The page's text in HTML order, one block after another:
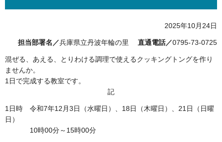
2025年10月24日
担当部署名／兵庫県立丹波年輪の里 直通電話／0795-73-0725
混ぜる、あえる、とりわける調理で使えるクッキングトングを作り
ませんか。
1日で完成する教室です。
記
1日時 令和7年12月3日（水曜日）、18日（木曜日）、21日（日曜
日）
10時00分～15時00分